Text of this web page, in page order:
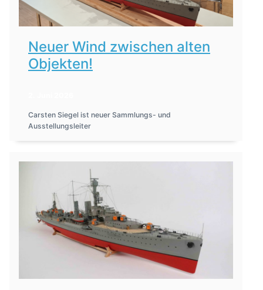
Neuer Wind zwischen alten
Objekten!
Carsten Siegel ist neuer Sammlungs- und
Ausstellungsleiter